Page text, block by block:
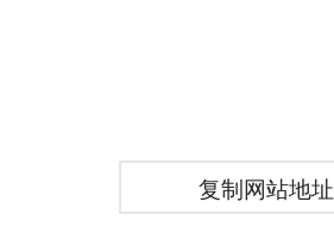
复制网站地址